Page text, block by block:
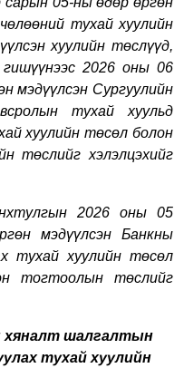
тухай хуулийн
хуулийн төслүүд,
2026 оны 06
мэдүүлсэн Сургуулийн
тухай хуульд
хуулийн төсөл болон
төслийг хэлэлцэхийг
2026 оны 05
мэдүүлсэн Банкны
тухай хуулийн төсөл
тогтоолын төслийг
хяналт шалгалтын
тухай хуулийн